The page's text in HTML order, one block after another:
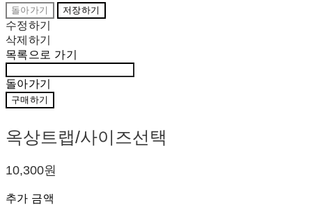
돌아가기 저장하기
수정하기
삭제하기
목록으로 가기
돌아가기
구매하기
옥상트랩/사이즈선택
10,300원
추가 금액